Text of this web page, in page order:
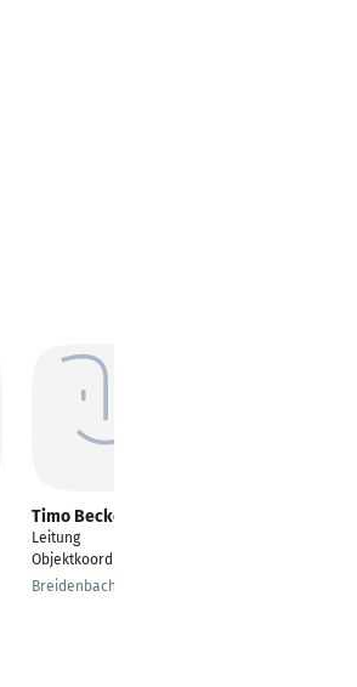
Timo Becker
Leitung
Objektkoordination
Breidenbach